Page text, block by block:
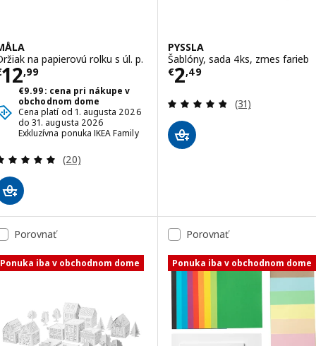
na papierovú rolku s úl. p.
12,99 € 12,99
€9.99: cena pri nákupe v
obchodnom dome
Cena platí od 1. augusta 2026
do 31. augusta 2026
Exkluzívna ponuka IKEA Family
Prehľad: 4.9 z 5 hviezdy. Celkové hodnotenie:
(20)
PYSSLA
Šablóny, sada 4ks, zmes farieb
€2,49
Cena € 2,49
Prehľad: 4.8 z
(31)
Porovnať
Ponuka iba v obchodnom dome
Porovnať
Ponuka iba v obchodnom dome